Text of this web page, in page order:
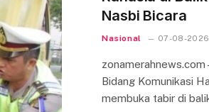
Nasbi Bicara
Nasional 07-08-
zonamerahnews.com
Bidang Komunikasi
membuka tabir di